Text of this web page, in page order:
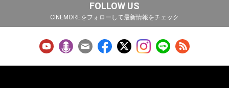
FOLLOW US
CINEMOREをフォローして最新情報をチェック